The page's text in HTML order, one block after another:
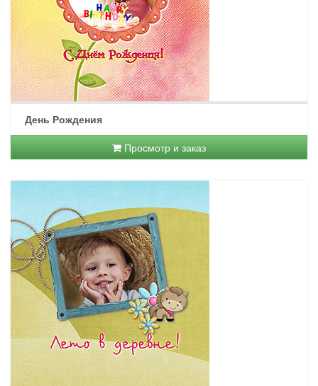
День Рождения
Просмотр и заказ